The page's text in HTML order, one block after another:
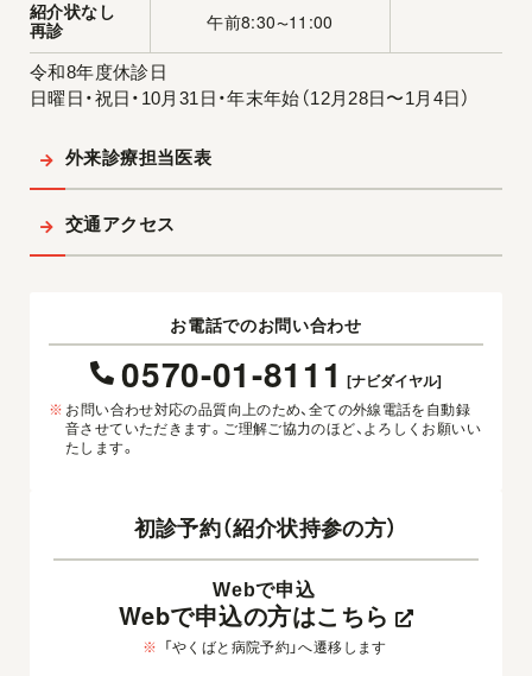
紹介状なし
再診
午前8:30〜11:00
令和8年度休診日
日曜日・祝日・10月31日・年末年始（12月28日〜1月4日）
外来診療担当医表
交通アクセス
お電話でのお問い合わせ
0570-01-8111 [ナビダイヤル]
※ お問い合わせ対応の品質向上のため、全ての外線電話を自動録
音させていただきます。ご理解ご協力のほど、よろしくお願いい
たします。
初診予約（紹介状持参の方）
Webで申込
Webで申込の方はこちら
※ 「やくばと病院予約」へ遷移します